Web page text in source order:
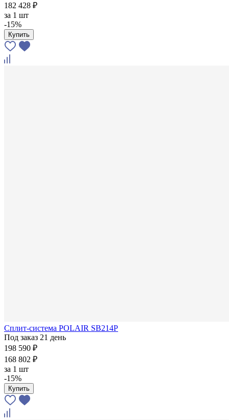
182 428 ₽
за 1 шт
-15%
Купить
Сплит-система POLAIR SB214P
Под заказ 21 день
198 590 ₽
168 802 ₽
за 1 шт
-15%
Купить